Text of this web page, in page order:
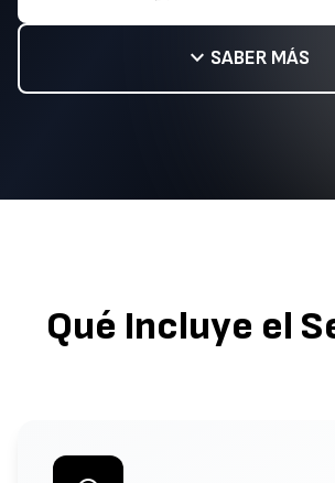
expand_more SABER MÁS
Qué Incluye el